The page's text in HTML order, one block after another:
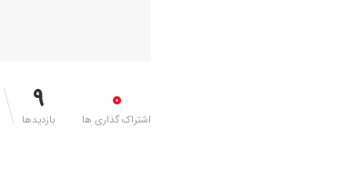
0
اشتراک گذاری ها
9
بازدیدها